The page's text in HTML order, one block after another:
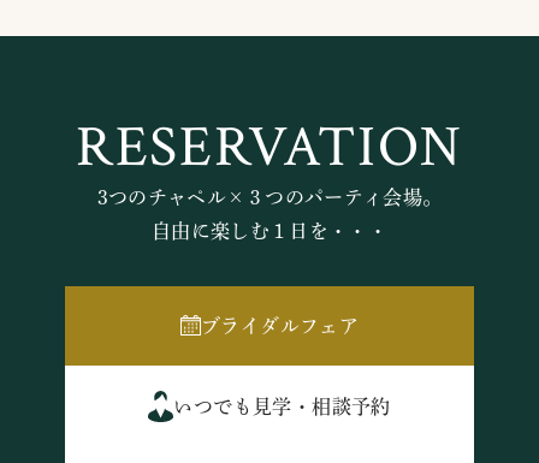
RESERVATION
3つのチャペル×３つのパーティ会場。
自由に楽しむ１日を・・・
ブライダルフェア
いつでも見学・相談予約